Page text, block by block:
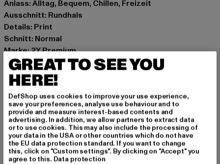
Anlass: Alltag, Bequem, Chillen, Freizeit
Ausschnitt: Rundhals
Details: Print
Schnitt: Normal
Marke: 2Y Premium
Kat.: T-Shirts
Farbe: blau
Hersteller Farbe: blue
Materialzusammensetzung: 100% Baumwolle
Art.Nr: UNF6128-00064
Hersteller: UNEFFECTED BV |sales@uneffected.com
PASTORIESTRAAT 198 | 8200 Brugge | BE
GREAT TO SEE YOU
HERE!
DefShop uses cookies to improve your use experience,
save your preferences, analyse use behaviour and to
provide and measure interest-based contents and
advertising. In addition, we allow partners to extract data
or to use cookies. This may also include the processing of
your data in the USA or other countries which do not have
the EU data protection standard. If you want to change
this, click on "Custom settings". By clicking on "Accept" you
agree to this. Data protection